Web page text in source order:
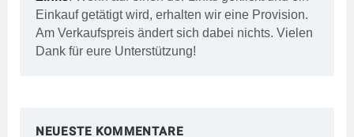
Einkauf getätigt wird, erhalten wir eine Provision.
Am Verkaufspreis ändert sich dabei nichts. Vielen
Dank für eure Unterstützung!
NEUESTE KOMMENTARE